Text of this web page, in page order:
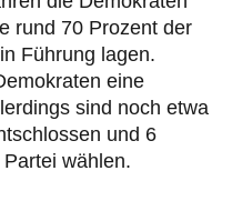
rund 70 Prozent der
Führung lagen.
eine
sind noch etwa
und 6
wählen.